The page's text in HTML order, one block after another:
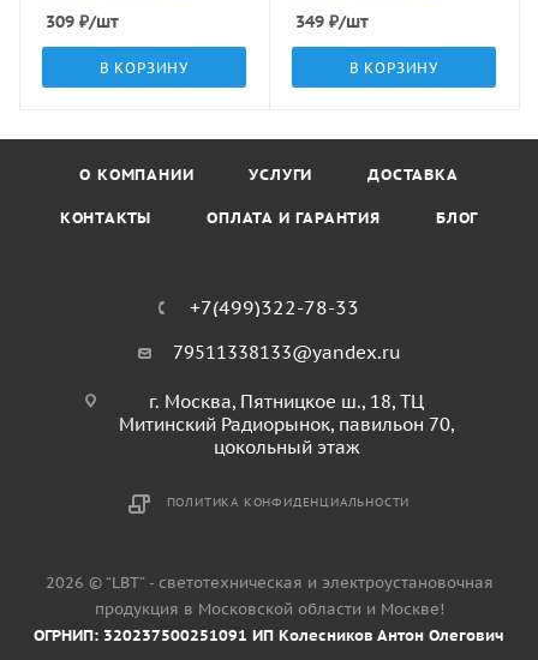
309 ₽/шт
В КОРЗИНУ
349 ₽/шт
В КОРЗИНУ
О КОМПАНИИ УСЛУГИ ДОСТАВКА
КОНТАКТЫ ОПЛАТА И ГАРАНТИЯ БЛОГ
+7(499)322-78-33
79511338133@yandex.ru
г. Москва, Пятницкое ш., 18, ТЦ
Митинский Радиорынок, павильон 70,
цокольный этаж
ПОЛИТИКА КОНФИДЕНЦИАЛЬНОСТИ
2026 © “LBT” - светотехническая и электроустановочная
продукция в Московской области и Москве!
ОГРНИП: 320237500251091 ИП Колесников Антон Олегович